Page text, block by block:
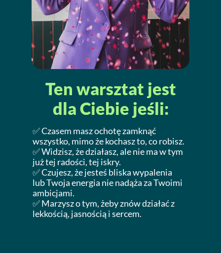
Ten warsztat jest
dla Ciebie jeśli:
✅ Czasem masz ochotę zamknąć
wszystko, mimo że kochasz to, co robisz.
✅ Widzisz, że działasz, ale nie ma w tym
już tej radości, tej iskry.
✅ Czujesz, że jesteś bliska wypalenia
lub Twoja energia nie nadąża za Twoimi
ambicjami.
✅ Marzysz o tym, żeby znów działać z
lekkością, jasnością i sercem.